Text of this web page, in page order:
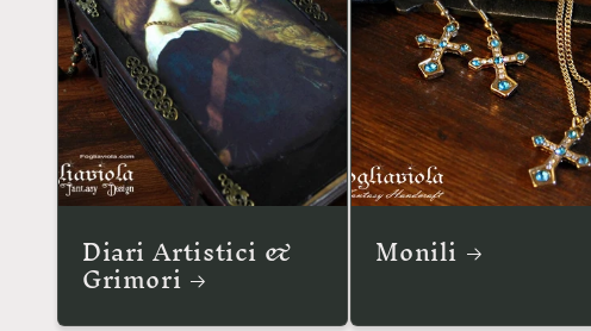
Diari Artistici &
Grimori Monili